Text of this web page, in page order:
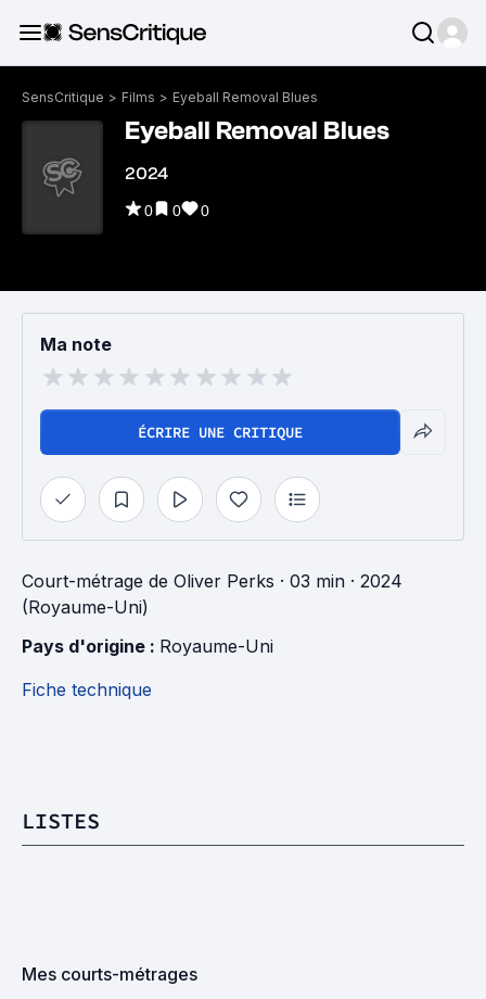
SensCritique > Films > Eyeball Removal Blues
Eyeball Removal Blues
2024
0 0 0
Ma note
ÉCRIRE UNE CRITIQUE
Court-métrage de Oliver Perks · 03 min · 2024
(Royaume-Uni)
Pays d'origine : Royaume-Uni
Fiche technique
LISTES
Mes courts-métrages